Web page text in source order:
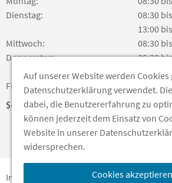
Soziale Medien
Dienstag:
08:30
13:00
Mittwoch:
08:30
Donnerstag:
08:30
13:00
Freitag:
08:30
Impressum Barrierefreiheit
Auf unserer Website werden
Datenschutzerklärung verwendet.
dabei, die Benutzererfahrung zu
können jederzeit dem Einsatz von
Website in unserer
widersprechen.
Cookies akzeptieren